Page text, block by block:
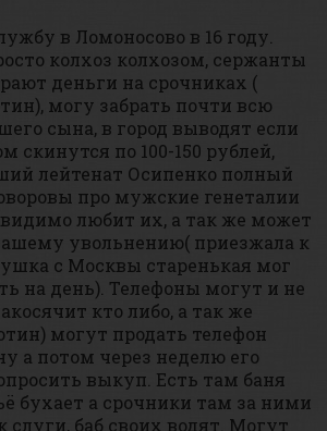
в Ломоносово в 16 году.
колхоз колхозом, сержанты
деньги на срочниках (
могу забрать почти всю
сына, в город выводят если
скинутся по 100-150 рублей,
лейтенат Осипенко полный
про мужские генеталии
любит их, а так же может
увольнению( приезжала к
с Москвы старенькая мог
на день). Телефоны могут и не
кто либо, а так же
могут продать телефон
а потом через неделю его
выкуп. Есть там баня
бухает а срочники там за ними
слуги, баб своих водят. Могут